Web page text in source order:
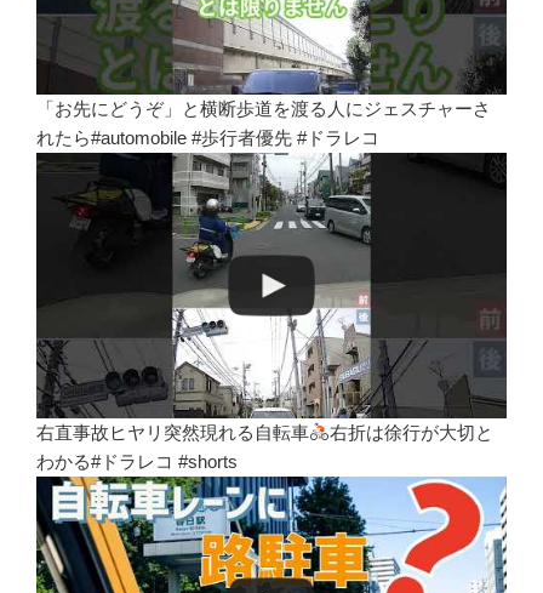
「お先にどうぞ」と横断歩道を渡る人にジェスチャーさ
れたら#automobile #歩行者優先 #ドラレコ
右直事故ヒヤリ突然現れる自転車
右折は徐行が大切と
わかる#ドラレコ #shorts